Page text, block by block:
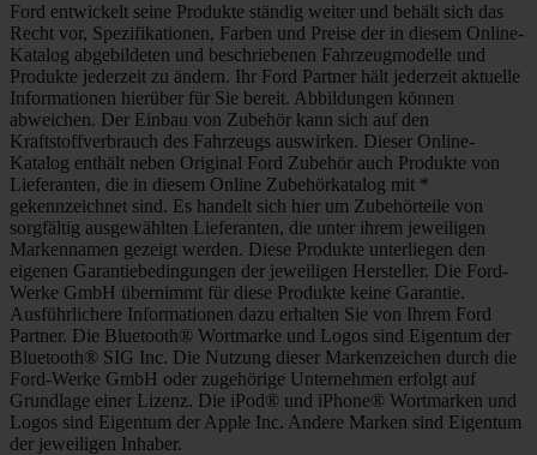
Ford entwickelt seine Produkte ständig weiter und behält sich das
Recht vor, Spezifikationen, Farben und Preise der in diesem Online-
Katalog abgebildeten und beschriebenen Fahrzeugmodelle und
Produkte jederzeit zu ändern. Ihr Ford Partner hält jederzeit aktuelle
Informationen hierüber für Sie bereit. Abbildungen können
abweichen. Der Einbau von Zubehör kann sich auf den
Kraftstoffverbrauch des Fahrzeugs auswirken. Dieser Online-
Katalog enthält neben Original Ford Zubehör auch Produkte von
Lieferanten, die in diesem Online Zubehörkatalog mit *
gekennzeichnet sind. Es handelt sich hier um Zubehörteile von
sorgfältig ausgewählten Lieferanten, die unter ihrem jeweiligen
Markennamen gezeigt werden. Diese Produkte unterliegen den
eigenen Garantiebedingungen der jeweiligen Hersteller. Die Ford-
Werke GmbH übernimmt für diese Produkte keine Garantie.
Ausführlichere Informationen dazu erhalten Sie von Ihrem Ford
Partner. Die Bluetooth® Wortmarke und Logos sind Eigentum der
Bluetooth® SIG Inc. Die Nutzung dieser Markenzeichen durch die
Ford-Werke GmbH oder zugehörige Unternehmen erfolgt auf
Grundlage einer Lizenz. Die iPod® und iPhone® Wortmarken und
Logos sind Eigentum der Apple Inc. Andere Marken sind Eigentum
der jeweiligen Inhaber.